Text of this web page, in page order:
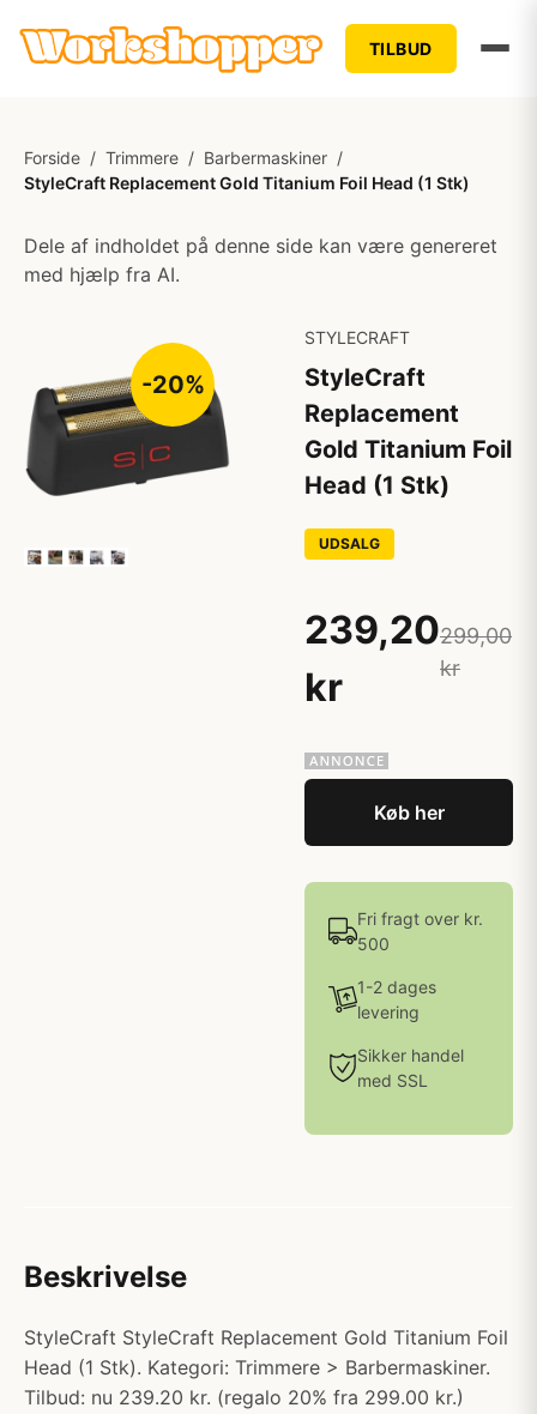
TILBUD
Forside / Trimmere / Barbermaskiner /
StyleCraft Replacement Gold Titanium Foil Head (1 Stk)
Dele af indholdet på denne side kan være genereret
med hjælp fra AI.
-20%
STYLECRAFT
StyleCraft
Replacement
Gold Titanium Foil
Head (1 Stk)
UDSALG
239,20
kr
299,00
kr
Køb her
Fri fragt over kr.
500
1-2 dages
levering
Sikker handel
med SSL
Beskrivelse
StyleCraft StyleCraft Replacement Gold Titanium Foil
Head (1 Stk). Kategori: Trimmere > Barbermaskiner.
Tilbud: nu 239.20 kr. (regalo 20% fra 299.00 kr.)